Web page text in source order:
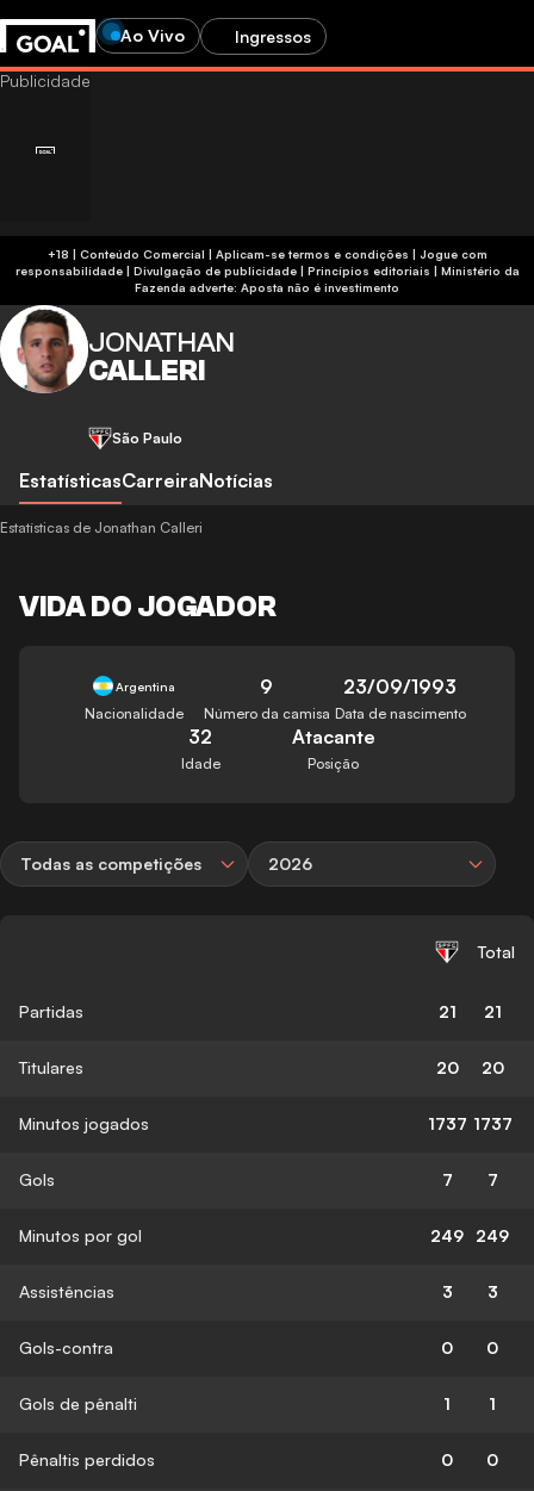
Ao Vivo Ingressos
+18 | Conteúdo Comercial | Aplicam-se termos e condições | Jogue com
responsabilidade| Divulgação de publicidade| Princípios editoriais | Ministério da
Fazenda adverte: Aposta não é investimento
JONATHAN
CALLERI
São Paulo
EstatísticasCarreiraNotícias
Estatísticas de Jonathan Calleri
VIDA DO JOGADOR
Argentina
Nacionalidade
9
Número da camisa
23/09/1993
Data de nascimento
32
Idade
Atacante
Posição
Todas as competições 2026
Total
Partidas 21 21
Titulares 20 20
Minutos jogados 1737 1737
Gols 7 7
Minutos por gol 249 249
Assistências 3 3
Gols-contra 0 0
Gols de pênalti 1 1
Pênaltis perdidos 0 0